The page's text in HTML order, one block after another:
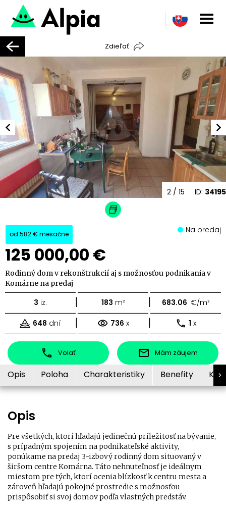
Zdieľať
ID: 34195
2 / 15
od 582 € mesačne
125 000,00 €
Na predaj
Rodinný dom v rekonštrukcií aj s možnosťou podnikania v
Komárne na predaj
3 iz. | 183 m² | 683.06 €/m²
648 dní | 736 x | 1 x
Volať Mám záujem
Opis Poloha Charakteristiky Benefity
Opis
Pre všetkých, ktorí hľadajú jedinečnú príležitosť na bývanie,
s prípadným spojením na podnikateľské aktivity,
ponúkame na predaj 3-izbový rodinný dom situovaný v
širšom centre Komárna. Táto nehnuteľnosť je ideálnym
miestom pre tých, ktorí ocenia blízkosť k centru mesta a
zároveň hľadajú pokojné prostredie s možnosťou
prispôsobiť si svoj domov podľa vlastných predstáv.